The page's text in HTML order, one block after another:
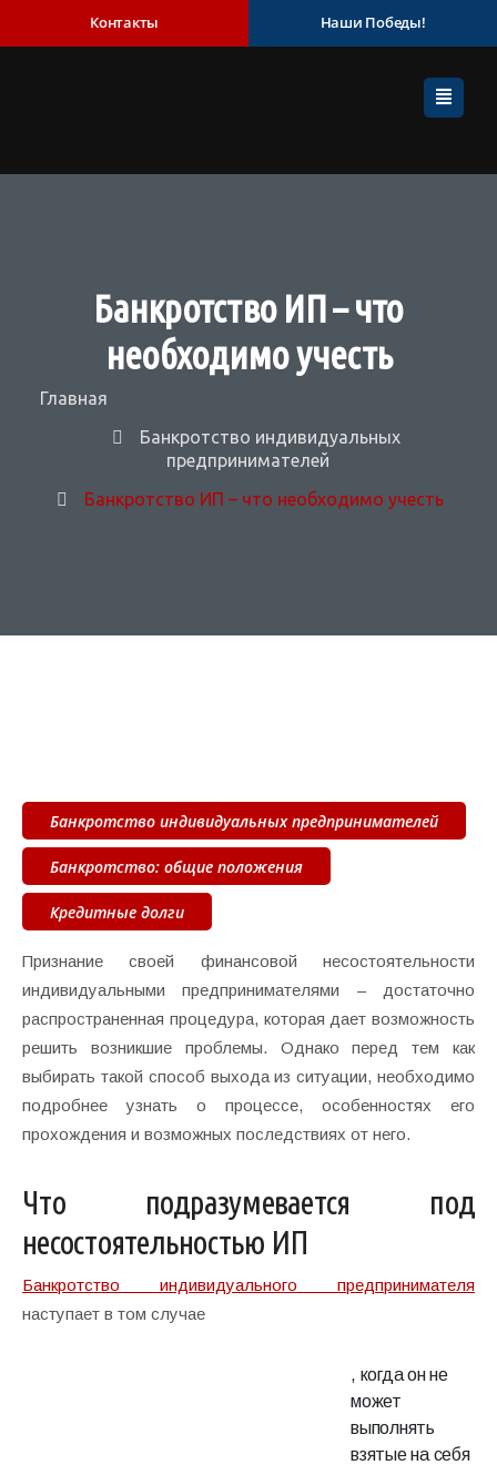
Контакты Наши Победы!
Банкротство ИП – что
необходимо учесть
Главная
Банкротство индивидуальных
предпринимателей
Банкротство ИП – что необходимо учесть
Банкротство индивидуальных предпринимателей
Банкротство: общие положения
Кредитные долги
Признание своей финансовой несостоятельности
индивидуальными предпринимателями – достаточно
распространенная процедура, которая дает возможность
решить возникшие проблемы. Однако перед тем как
выбирать такой способ выхода из ситуации, необходимо
подробнее узнать о процессе, особенностях его
прохождения и возможных последствиях от него.
Что подразумевается под
несостоятельностью ИП
Банкротство индивидуального предпринимателя
наступает в том случае
, когда он не
может
выполнять
взятые на себя